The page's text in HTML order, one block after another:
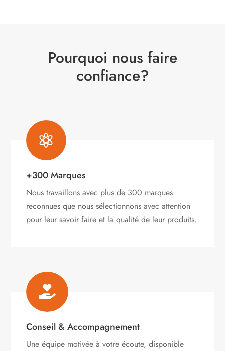
être
choisies
sur
Pourquoi nous faire
confiance?

+300 Marques
Nous travaillons avec plus de 300 marques
reconnues que nous sélectionnons avec attention
pour leur savoir faire et la qualité de leur produits.

Conseil & Accompagnement
Une équipe motivée à votre écoute, disponible